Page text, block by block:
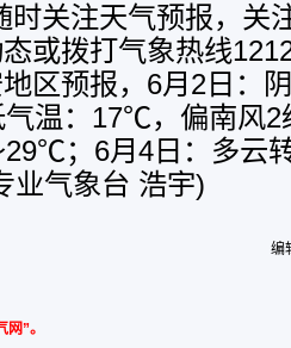
时关注天气预报，关
或拨打气象热线
区预报，6月2日：
温：17℃，偏南风2
29℃；6月4日：多云
气象台 浩宇)
编
”。